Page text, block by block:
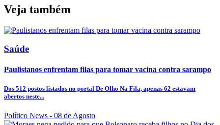
Veja também
Saúde
Paulistanos enfrentam filas para tomar vacina contra sarampo
Dos 512 postos listados no portal De Olho Na Fila, apenas 62 estavam
abertos neste...
Político News - 08 de Agosto